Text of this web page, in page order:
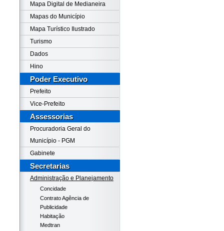
Mapa Digital de Medianeira
Mapas do Município
Mapa Turístico Ilustrado
Turismo
Dados
Hino
Poder Executivo
Prefeito
Vice-Prefeito
Assessorias
Procuradoria Geral do
Município - PGM
Gabinete
Secretarias
Administração e Planejamento
Concidade
Contrato Agência de
Publicidade
Habitação
Medtran